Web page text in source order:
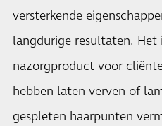
versterkende
langdurige resultaten. Het
nazorgproduct voor
hebben laten verven of
gespleten haarpunten